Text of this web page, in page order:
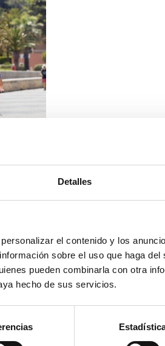
Detalles
el contenido y los
sobre el uso que haga
pueden combinarla con otra
hecho de sus servicios.